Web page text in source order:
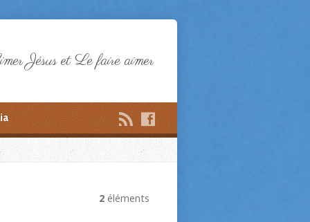
Jésus et Le faire aimer
2 éléments